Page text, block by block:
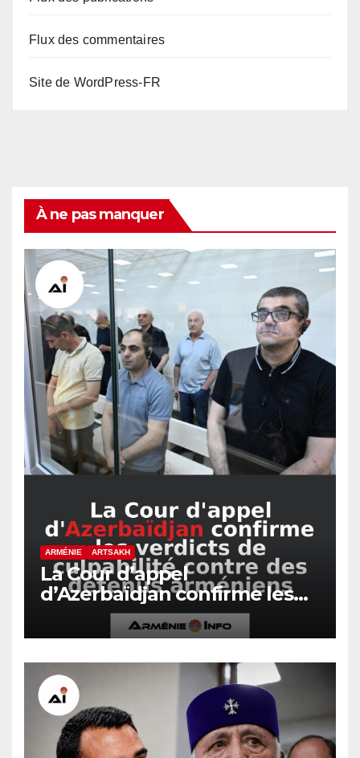
Flux des commentaires
Site de WordPress-FR
À ne pas manquer
ARMÉNIE ARTSAKH
La Cour d’appel
d’Azerbaïdjan confirme les
verdicts de culpabilité contre
des détenus arméniens